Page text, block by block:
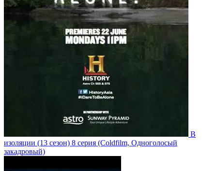
В
изоляции (13 сезон) 8 серия (Coldfilm, Одноголосый
закадровый)